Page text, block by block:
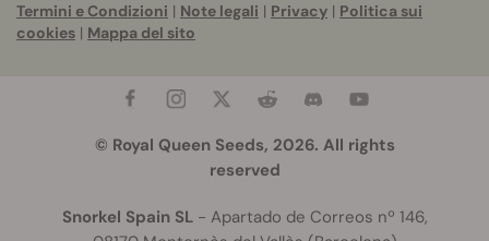
Termini e Condizioni | Note legali | Privacy | Politica sui
cookies | Mappa del sito
© Royal Queen Seeds, 2026. All rights
reserved
Snorkel Spain SL- Apartado de Correos nº 146,